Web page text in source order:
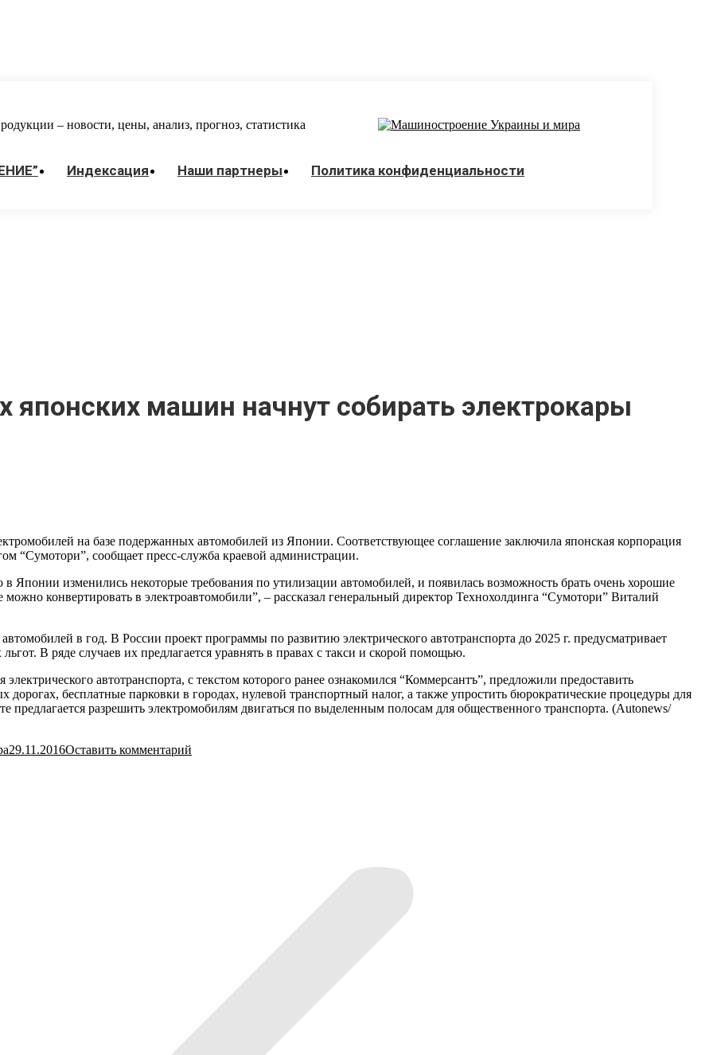
– новости, цены, анализ, прогноз, статистика
Индекcация Наши партнеры Политика конфиденциальности
японских машин начнут собирать электрокары
на базе подержанных автомобилей из Японии. Соответствующее соглашение заключила японская корпорация
“Сумотори”, сообщает пресс-служба краевой администрации.
Японии изменились некоторые требования по утилизации автомобилей, и появилась возможность брать очень хорошие
конвертировать в электроавтомобили”, – рассказал генеральный директор Технохолдинга “Сумотори” Виталий
в год. В России проект программы по развитию электрического автотранспорта до 2025 г. предусматривает
В ряде случаев их предлагается уравнять в правах с такси и скорой помощью.
автотранспорта, с текстом которого ранее ознакомился “Коммерсантъ”, предложили предоставить
бесплатные парковки в городах, нулевой транспортный налог, а также упростить бюрократические процедуры для
предлагается разрешить электромобилям двигаться по выделенным полосам для общественного транспорта. (Autonews/
29.11.2016Оставить комментарий